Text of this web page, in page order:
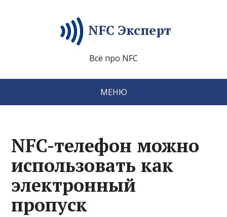
NFC Эксперт
Всё про NFC
МЕНЮ
NFC-телефон можно
использовать как
электронный
пропуск